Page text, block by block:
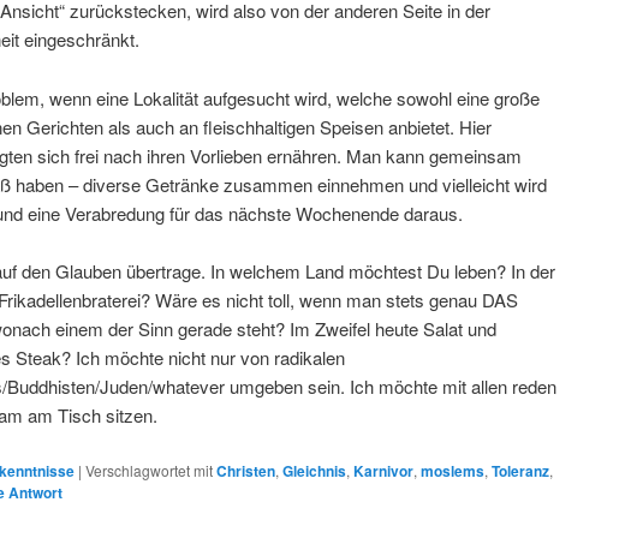
zurückstecken, wird also von der anderen Seite in der
eingeschränkt.
wenn eine Lokalität aufgesucht wird, welche sowohl eine große
Gerichten als auch an fleischhaltigen Speisen anbietet. Hier
sich frei nach ihren Vorlieben ernähren. Man kann gemeinsam
haben – diverse Getränke zusammen einnehmen und vielleicht wird
eine Verabredung für das nächste Wochenende daraus.
den Glauben übertrage. In welchem Land möchtest Du leben? In der
Wäre es nicht toll, wenn man stets genau DAS
einem der Sinn gerade steht? Im Zweifel heute Salat und
Steak? Ich möchte nicht nur von radikalen
Juden/whatever umgeben sein. Ich möchte mit allen reden
am Tisch sitzen.
| Verschlagwortet mitChristen, Gleichnis, Karnivor, moslems, Toleranz,
Antwort